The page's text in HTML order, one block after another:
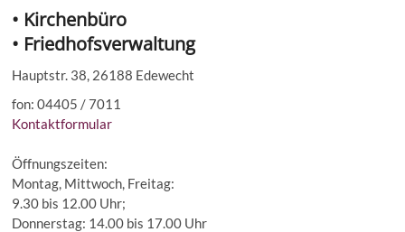
• Kirchenbüro
• Friedhofsverwaltung
Hauptstr. 38, 26188 Edewecht
fon: 04405 / 7011
Kontaktformular
Öffnungszeiten:
Montag, Mittwoch, Freitag:
9.30 bis 12.00 Uhr;
Donnerstag: 14.00 bis 17.00 Uhr